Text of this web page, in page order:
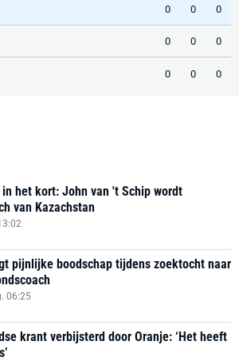
0 0 0
0 0 0
0 0 0
in het kort: John van 't Schip wordt
van Kazachstan
pijnlijke boodschap tijdens zoektocht naar
06:25
krant verbijsterd door Oranje: ‘Het heeft